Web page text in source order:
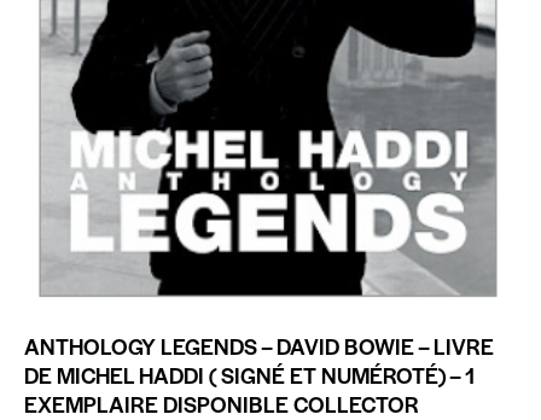
ANTHOLOGY LEGENDS – DAVID BOWIE – LIVRE
DE MICHEL HADDI ( SIGNÉ ET NUMÉROTÉ) – 1
EXEMPLAIRE DISPONIBLE COLLECTOR